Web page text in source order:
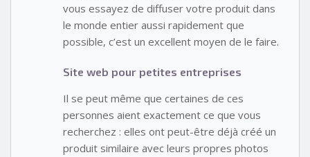
vous essayez de diffuser votre produit dans
le monde entier aussi rapidement que
possible, c’est un excellent moyen de le faire.
Site web pour petites entreprises
Il se peut même que certaines de ces
personnes aient exactement ce que vous
recherchez : elles ont peut-être déjà créé un
produit similaire avec leurs propres photos